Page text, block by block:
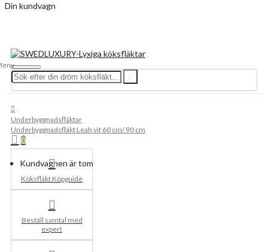
Din kundvagn
0
Kundvagnen är tom
Underbyggnadsfläktar
Underbyggnadsfläkt Leah vit 60 cm/ 90 cm
Köksfläkt Köpguide
Beställ samtal med
expert